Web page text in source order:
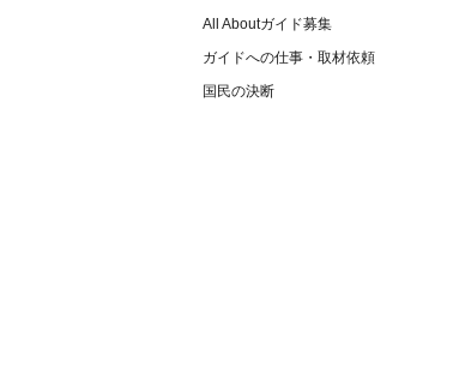
All Aboutガイド募集
ガイドへの仕事・取材依頼
国民の決断